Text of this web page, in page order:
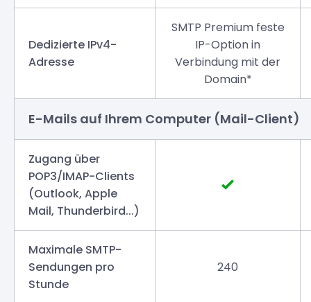
Dedizierte IPv4-
Adresse
SMTP Premium feste
IP-Option in
Verbindung mit der
Domain*
E-Mails auf Ihrem Computer (Mail-Client)
Zugang über
POP3/IMAP-Clients
(Outlook, Apple
Mail, Thunderbird...)
Maximale SMTP-
Sendungen pro
Stunde
240